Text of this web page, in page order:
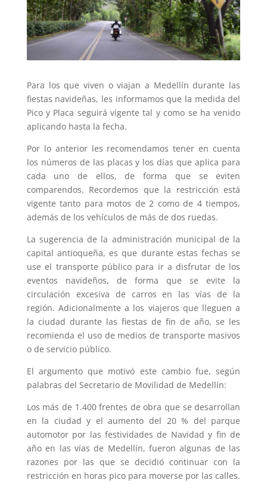
Para los que viven o viajan a Medellín durante las
fiestas navideñas, les informamos que la medida del
Pico y Placa seguirá vigente tal y como se ha venido
aplicando hasta la fecha.
Por lo anterior les recomendamos tener en cuenta
los números de las placas y los días que aplica para
cada uno de ellos, de forma que se eviten
comparendos. Recordemos que la restricción está
vigente tanto para motos de 2 como de 4 tiempos,
además de los vehículos de más de dos ruedas.
La sugerencia de la administración municipal de la
capital antioqueña, es que durante estas fechas se
use el transporte público para ir a disfrutar de los
eventos navideños, de forma que se evite la
circulación excesiva de carros en las vías de la
región. Adicionalmente a los viajeros que lleguen a
la ciudad durante las fiestas de fin de año, se les
recomienda el uso de medios de transporte masivos
o de servicio público.
El argumento que motivó este cambio fue, según
palabras del Secretario de Movilidad de Medellín:
Los más de 1.400 frentes de obra que se desarrollan
en la ciudad y el aumento del 20 % del parque
automotor por las festividades de Navidad y fin de
año en las vías de Medellín, fueron algunas de las
razones por las que se decidió continuar con la
restricción en horas pico para moverse por las calles.